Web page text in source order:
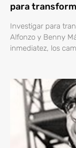
para
Investigar para
Alfonzo y Benny
inmediatez, los